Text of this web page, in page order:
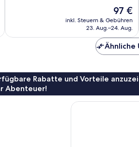
Der
Preis
beträgt
97 €
inkl. Steuern & Gebühren
23. Aug.–24. Aug.
Ähnliche
Rabatte und Vorteile
Abenteuer!